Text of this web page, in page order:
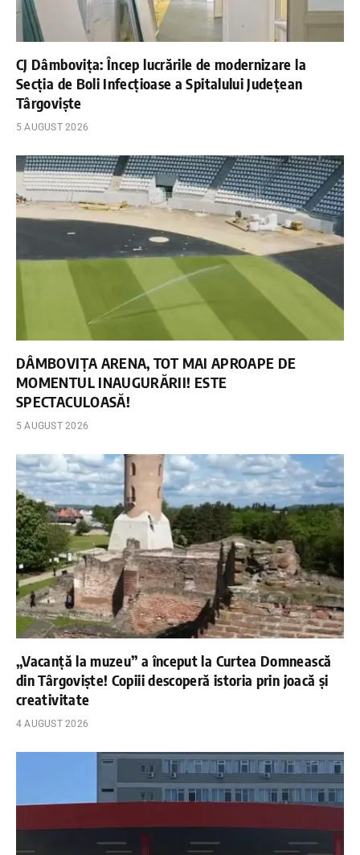
CJ Dâmbovița: Încep lucrările de modernizare la
Secția de Boli Infecțioase a Spitalului Județean
Târgoviște
5 AUGUST 2026
DÂMBOVIȚA ARENA, TOT MAI APROAPE DE
MOMENTUL INAUGURĂRII! ESTE
SPECTACULOASĂ!
5 AUGUST 2026
„Vacanță la muzeu” a început la Curtea Domnească
din Târgoviște! Copiii descoperă istoria prin joacă și
creativitate
4 AUGUST 2026